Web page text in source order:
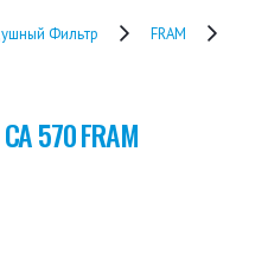
Фильтр
FRAM
CA 570 FRAM